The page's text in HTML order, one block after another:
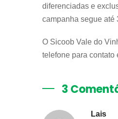
diferenciadas e
campanha segue até
O Sicoob Vale do
telefone para contato
3
Lais